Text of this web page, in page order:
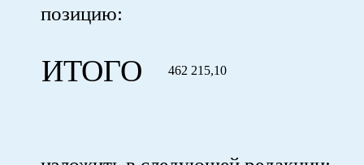
позицию:
ИТОГО 462 215,10